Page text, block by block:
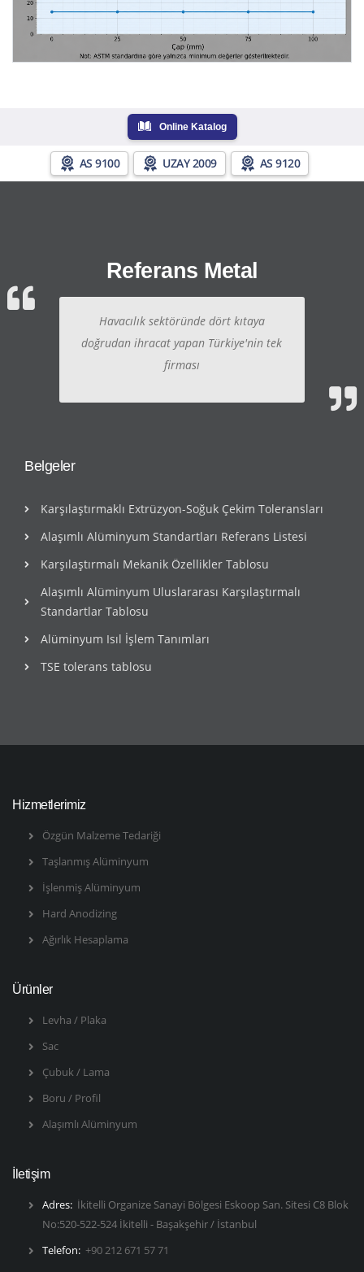
Online Katalog
AS 9100 UZAY 2009 AS 9120
Referans Metal
Havacılık sektöründe dört kıtaya
doğrudan ihracat yapan Türkiye'nin tek
firması
Belgeler
Karşılaştırmaklı Extrüzyon-Soğuk Çekim Toleransları
Alaşımlı Alüminyum Standartları Referans Listesi
Karşılaştırmalı Mekanik Özellikler Tablosu
Alaşımlı Alüminyum Uluslararası Karşılaştırmalı
Standartlar Tablosu
Alüminyum Isıl İşlem Tanımları
TSE tolerans tablosu
Hizmetlerimiz
Özgün Malzeme Tedariği
Taşlanmış Alüminyum
İşlenmiş Alüminyum
Hard Anodizing
Ağırlık Hesaplama
Ürünler
Levha / Plaka
Sac
Çubuk / Lama
Boru / Profil
Alaşımlı Alüminyum
İletişim
Adres: İkitelli Organize Sanayi Bölgesi Eskoop San. Sitesi C8 Blok
No:520-522-524 İkitelli - Başakşehir / İstanbul
Telefon: +90 212 671 57 71